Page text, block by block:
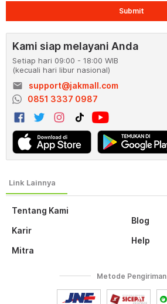
Tentang Kami
Karir
Mitra
Blog
Help
Submit
Kami siap melayani Anda
Setiap hari 09:00 - 18:00 WIB
(kecuali hari libur nasional)
email
support@jakmall.com
0851 3337 0987
Metode Pengiriman